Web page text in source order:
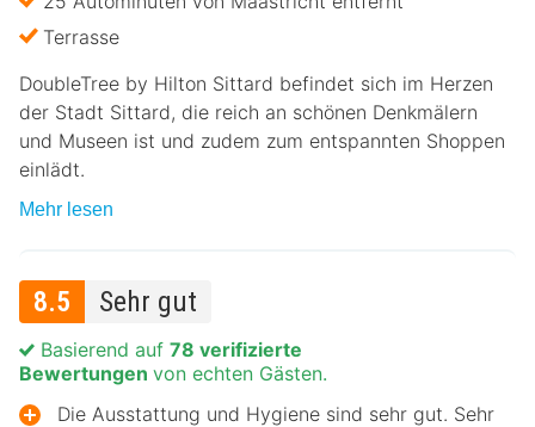
Terrasse
DoubleTree by Hilton Sittard befindet sich im Herzen
der Stadt Sittard, die reich an schönen Denkmälern
und Museen ist und zudem zum entspannten Shoppen
einlädt.
Mehr lesen
8.5 Sehr gut
Basierend auf 78 verifizierte
Bewertungen von echten Gästen.
Die Ausstattung und Hygiene sind sehr gut. Sehr